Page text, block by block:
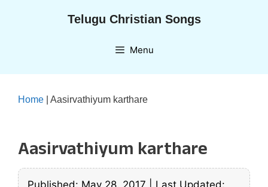
Telugu Christian Songs
Menu
Home Aasirvathiyum karthare
Aasirvathiyum karthare
Published: May 28, 2017
Last Updated: